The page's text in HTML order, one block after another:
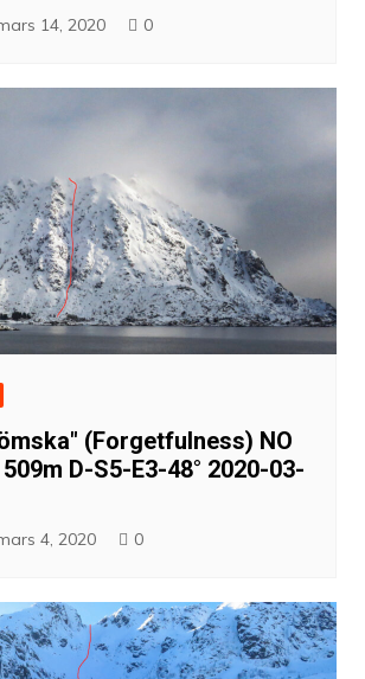
14, 2020 0
(Forgetfulness) NO
D-S5-E3-48° 2020-03-
4, 2020 0